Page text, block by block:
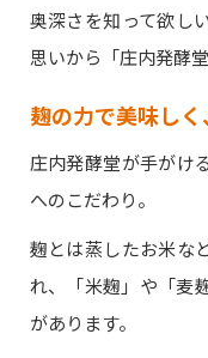
奥深さを知って欲し
思いから「庄内発酵
麹の力で美味し
庄内発酵堂が手がけ
へのこだわり。
麹とは蒸したお米な
れ、「米麹」や「麦
があります。